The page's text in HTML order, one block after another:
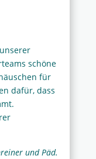
schöne
für
dafür, dass
und Päd.